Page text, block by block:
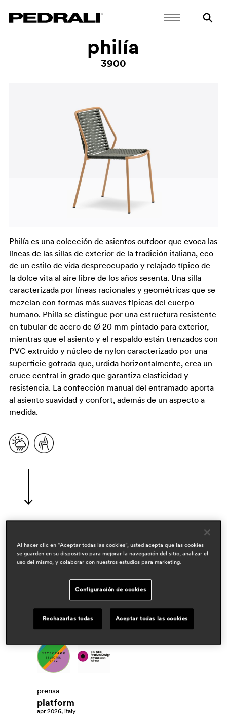
philía
3900
Philía es una colección de asientos outdoor que evoca las
líneas de las sillas de exterior de la tradición italiana, eco
de un estilo de vida despreocupado y relajado típico de
la dolce vita al aire libre de los años sesenta. Una silla
caracterizada por líneas racionales y geométricas que se
mezclan con formas más suaves típicas del cuerpo
humano. Philía se distingue por una estructura resistente
en tubular de acero de Ø 20 mm pintado para exterior,
mientras que el asiento y el respaldo están trenzados con
PVC extruido y núcleo de nylon caracterizado por una
superficie gofrada que, urdida horizontalmente, crea un
cruce central in grado que garantiza elasticidad y
resistencia. La confección manual del entramado aporta
al asiento suavidad y confort, además de un aspecto a
medida.
diseñadores
odo fioravanti
hospitality
outdoor
residential
premios
prensa
platform
apr 2026, italy
Al hacer clic en “Aceptar todas las cookies”, usted acepta que las cookies
se guarden en su dispositivo para mejorar la navegación del sitio, analizar el
uso del mismo, y colaborar con nuestros estudios para marketing.
Configuración de cookies
Rechazarlas todas Aceptar todas las cookies